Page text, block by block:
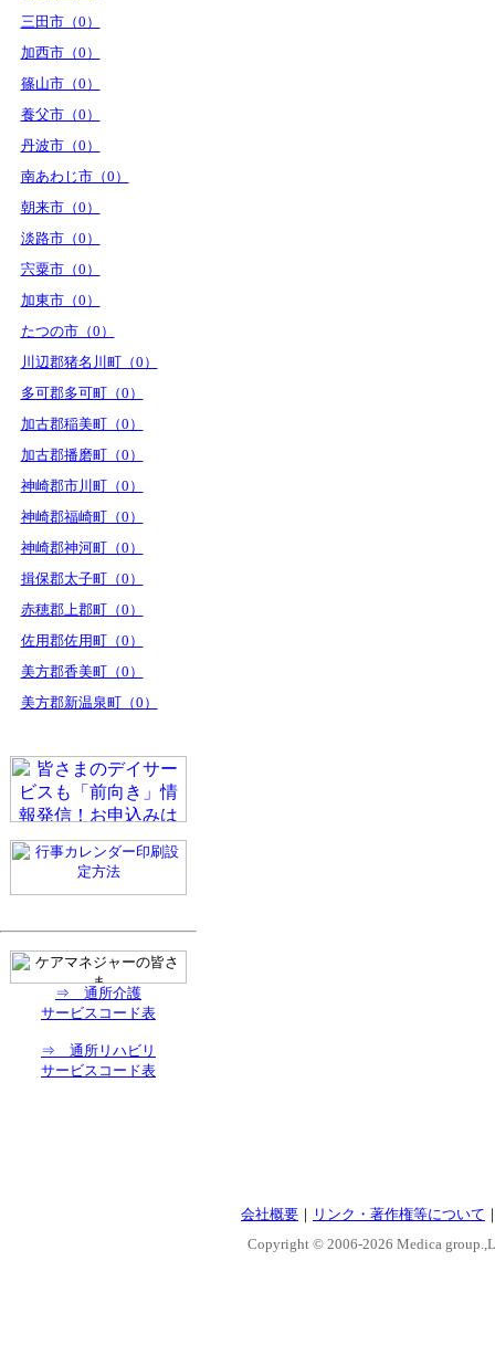
三田市（0）
加西市（0）
篠山市（0）
養父市（0）
丹波市（0）
南あわじ市（0）
朝来市（0）
淡路市（0）
宍粟市（0）
加東市（0）
たつの市（0）
川辺郡猪名川町（0）
多可郡多可町（0）
加古郡稲美町（0）
加古郡播磨町（0）
神崎郡市川町（0）
神崎郡福崎町（0）
神崎郡神河町（0）
揖保郡太子町（0）
赤穂郡上郡町（0）
佐用郡佐用町（0）
美方郡香美町（0）
美方郡新温泉町（0）
⇒ 通所介護
サービスコード表
⇒ 通所リハビリ
サービスコード表
会社概要 ｜ リンク・著作権等について
Copyright © 2006-2026 Medica